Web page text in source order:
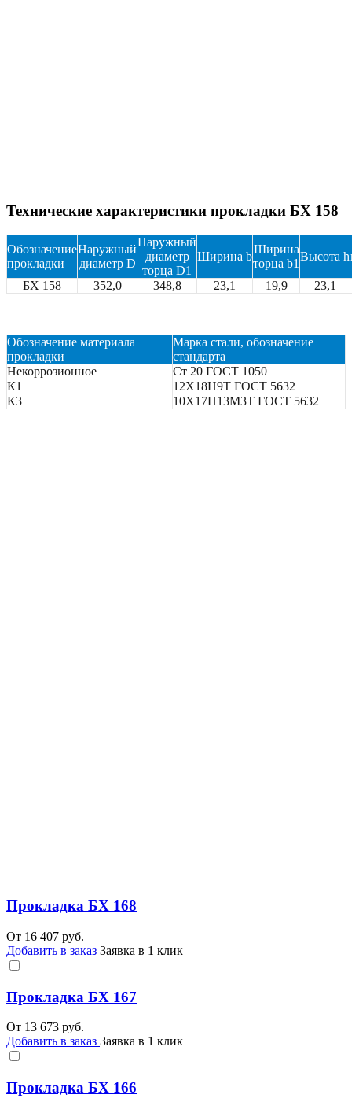
Технические характеристики прокладки БХ 158
Обозначение
прокладки
Наружный
диаметр D
Наружный
диаметр
торца D1
Ширина b
Ширина
торца b1
Высота h
БХ 158 352,0 348,8 23,1 19,9 23,1
Обозначение материала
прокладки
Марка стали, обозначение
стандарта
Некоррозионное
Ст 20 ГОСТ 1050
К1
12Х18Н9Т ГОСТ 5632
К3
10Х17Н13М3Т ГОСТ 5632
Прокладка БХ 168
От 16 407 руб.
Добавить в заказ Заявка в 1 клик
Прокладка БХ 167
От 13 673 руб.
Добавить в заказ Заявка в 1 клик
Прокладка БХ 166